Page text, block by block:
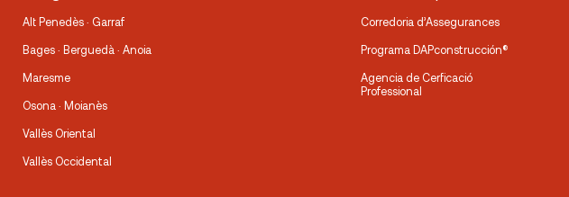
Alt Penedès · Garraf
Bages · Berguedà · Anoia
Maresme
Osona · Moianès
Vallès Oriental
Vallès Occidental
Corredoria d’Assegurances
Programa DAPconstrucción®
Agencia de Cerficació
Professional